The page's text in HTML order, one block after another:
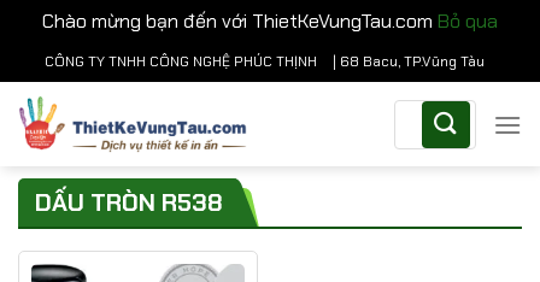
Chào mừng bạn đến với ThietKeVungTau.com Bỏ qua
Chuyển
đến
nội
dung
CÔNG TY TNHH CÔNG NGHỆ PHÚC THỊNH | 68 Bacu, TP.Vũng Tàu
kiếm:
DẤU TRÒN R538